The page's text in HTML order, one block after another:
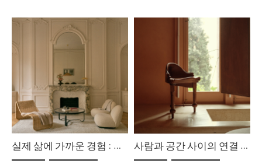
실제 삶에 가까운 경험 : 구비 하우스 파리 사람과 공간 사이의 연결 : 가우디 서거 100주년 기념, 가구 컬렉션